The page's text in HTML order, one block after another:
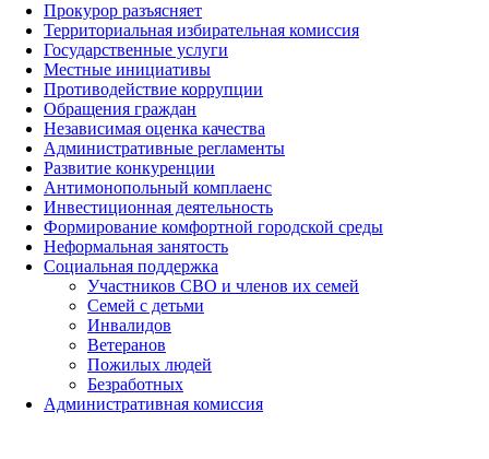
Прокурор разъясняет
Территориальная избирательная комиссия
Государственные услуги
Местные инициативы
Противодействие коррупции
Обращения граждан
Независимая оценка качества
Административные регламенты
Развитие конкуренции
Антимонопольный комплаенс
Инвестиционная деятельность
Формирование комфортной городской среды
Неформальная занятость
Социальная поддержка
Участников СВО и членов их семей
Семей с детьми
Инвалидов
Ветеранов
Пожилых людей
Безработных
Административная комиссия